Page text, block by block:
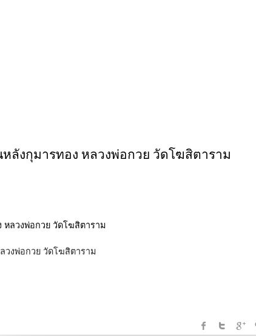
ลังกุมารทอง หลวงพ่อกวย วัดโฆสิตาราม
าร
วงงพ่อกวย วัดโฆสิตาราม